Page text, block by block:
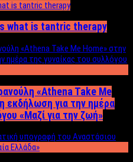
what is tantric therapy
«Athena Take Me
εκδήλωση για την ημέρα
«Μαζί για την ζωή»